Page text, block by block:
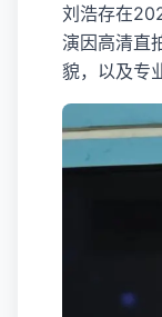
刘浩存在
演因高清直
貌，以及专